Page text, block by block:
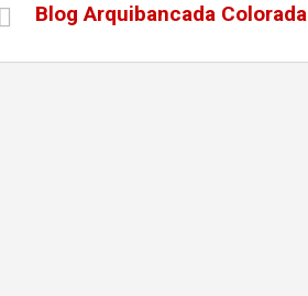
Blog Arquibancada Colorada